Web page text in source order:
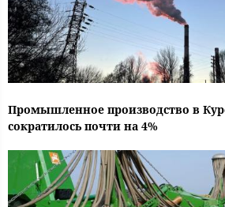
Промышленное производство в
сократилось почти на 4%